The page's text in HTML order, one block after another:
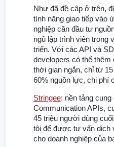
Như đã đề cập ở trên,
tính năng giao tiếp vào
nghiệp cần đầu tư
ngũ lập trình viên trong
triển. Với các API và
developers có thể thêm
thời gian ngắn, chỉ từ
60% nguồn lực, chi phí
Stringee: nền tảng cung
Communication APIs,
45 triệu người dùng
tôi để được tư vấn dịch
cho doanh nghiệp của